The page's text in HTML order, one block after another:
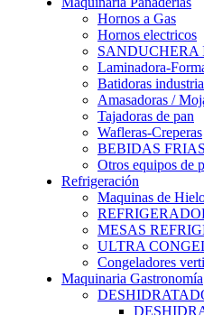
Hornos a Gas
Hornos electricos
Laminadora-
Batidoras
Amasadoras /
Tajadoras de pan
Wafleras-Creperas
BEBIDAS
Otros equipos de
Refrigeración
Maquinas de
MESAS
ULTRA
Congeladores
Maquinaria Gastronomía